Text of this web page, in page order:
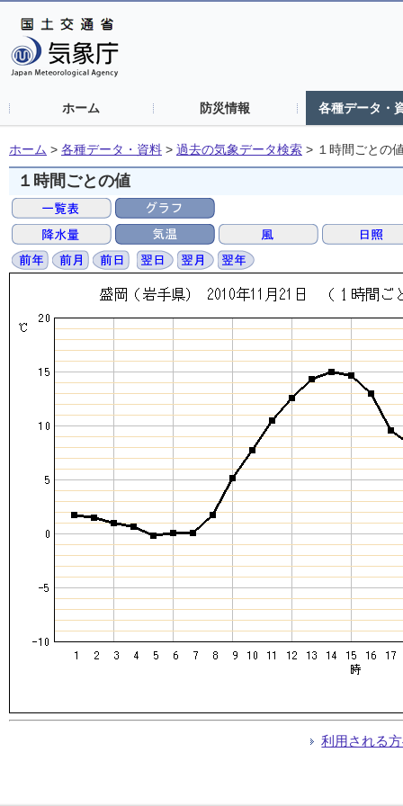
ホーム 防災情報 各種データ・
ホーム > 各種データ・資料 > 過去の気象データ検索 > １時間ごとの
１時間ごとの値
利用される